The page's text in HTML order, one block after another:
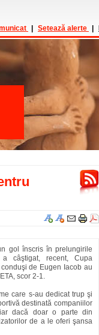
Setează alerte
gol înscris în prelungirile
câştigat, recent, Cupa
de Eugen Iacob au
scor 2-1.
care s-au dedicat trup şi
destinată companiilor
dacă doar o parte din
de a le oferi şansa